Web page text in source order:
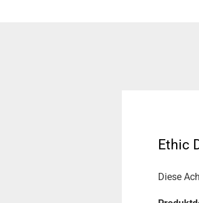
Ethic
Diese